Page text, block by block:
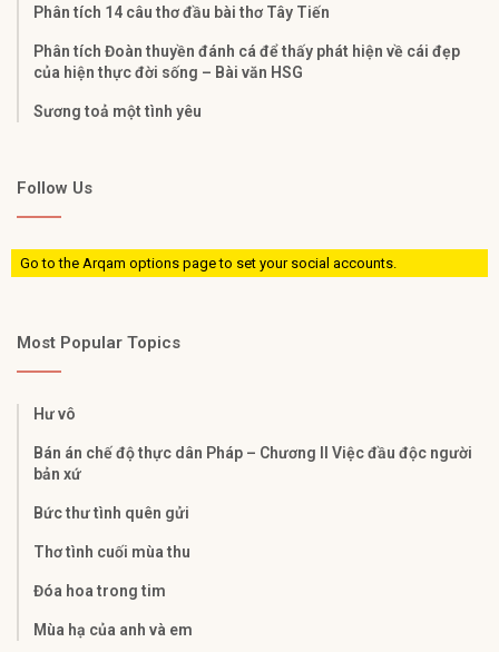
Phân tích 14 câu thơ đầu bài thơ Tây Tiến
Phân tích Đoàn thuyền đánh cá để thấy phát hiện về cái đẹp
của hiện thực đời sống – Bài văn HSG
Sương toả một tình yêu
Follow Us
Go to the Arqam options page to set your social accounts.
Most Popular Topics
Hư vô
Bán án chế độ thực dân Pháp – Chương II Việc đầu độc người
bản xứ
Bức thư tình quên gửi
Thơ tình cuối mùa thu
Đóa hoa trong tim
Mùa hạ của anh và em